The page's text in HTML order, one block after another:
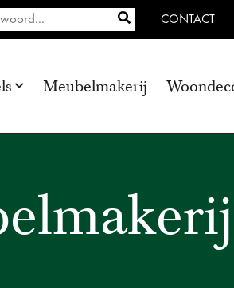
CONTACT
Meubelmakerij